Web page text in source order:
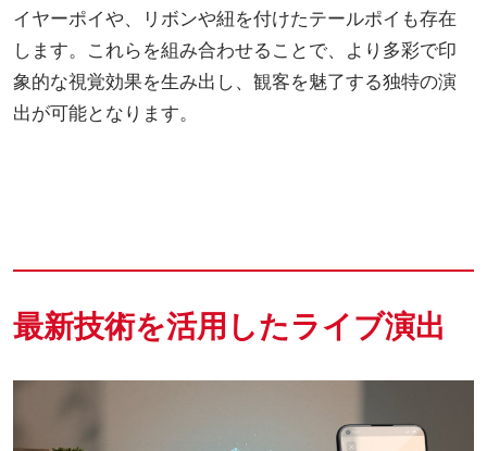
イヤーポイや、リボンや紐を付けたテールポイも存在
します。これらを組み合わせることで、より多彩で印
象的な視覚効果を生み出し、観客を魅了する独特の演
出が可能となります。
最新技術を活用したライブ演出